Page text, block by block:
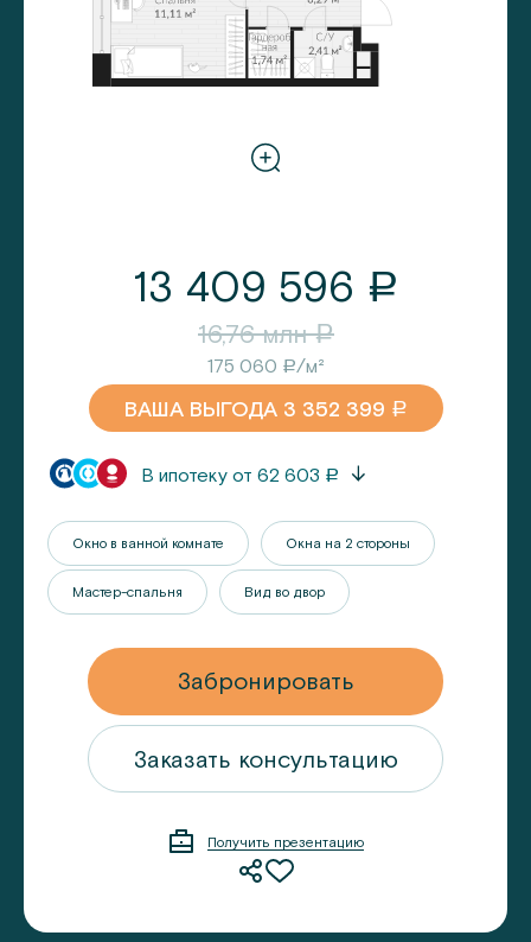
Получить презентацию
13 409 596 a
16,76млнa
175 060 a/м²
ВАША ВЫГОДА 3 352 399 a
В ипотеку от 62 603 a
Окно в ванной комнате Окна на 2 стороны
Мастер-спальня Вид во двор
Забронировать
Заказать консультацию